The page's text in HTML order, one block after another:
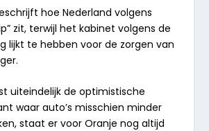
hoe Nederland volgens
zit, terwijl het kabinet volgens de
lijkt te hebben voor de zorgen van
uiteindelijk de optimistische
waar auto’s misschien minder
staat er voor Oranje nog altijd